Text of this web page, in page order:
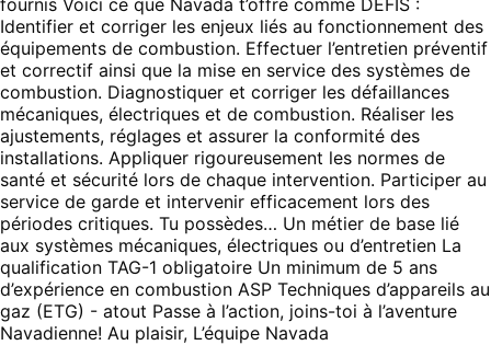
Identifier et corriger les enjeux liés au fonctionnement des
équipements de combustion. Effectuer l’entretien préventif
et correctif ainsi que la mise en service des systèmes de
combustion. Diagnostiquer et corriger les défaillances
mécaniques, électriques et de combustion. Réaliser les
ajustements, réglages et assurer la conformité des
installations. Appliquer rigoureusement les normes de
santé et sécurité lors de chaque intervention. Participer au
service de garde et intervenir efficacement lors des
périodes critiques. Tu possèdes… Un métier de base lié
aux systèmes mécaniques, électriques ou d’entretien La
qualification TAG-1 obligatoire Un minimum de 5 ans
d’expérience en combustion ASP Techniques d’appareils au
gaz (ETG) - atout Passe à l’action, joins-toi à l’aventure
Navadienne! Au plaisir, L’équipe Navada